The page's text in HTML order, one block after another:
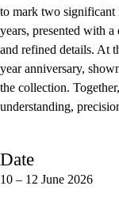
to mark two significant
years, presented with
and refined details. At
year anniversary,
the collection.
understanding,
Date
10 – 12 June 2026